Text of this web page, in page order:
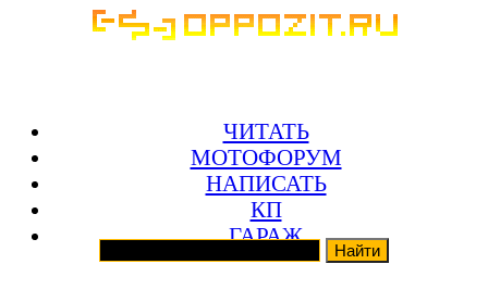
ЧИТАТЬ
МОТОФОРУМ
НАПИСАТЬ
КП
ГАРАЖ